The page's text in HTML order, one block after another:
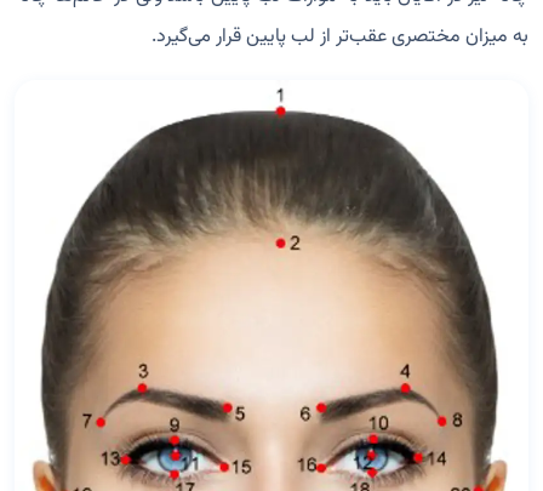
به میزان مختصری عقب‌تر از لب پایین قرار می‌گیرد.